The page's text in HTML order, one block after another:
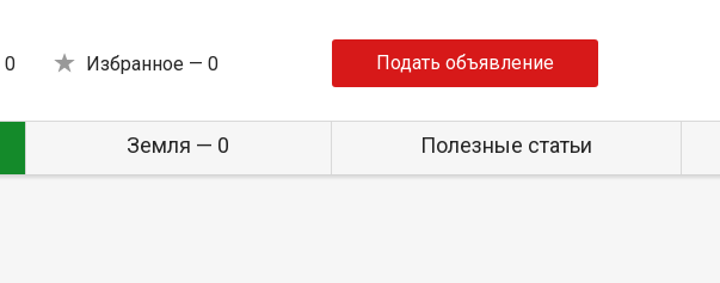
0 Избранное — 0 Подать объявление
Земля — 0 Полезные статьи